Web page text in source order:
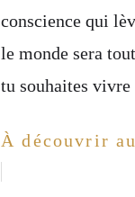
conscience qui
le monde sera
tu souhaites
À découvrir